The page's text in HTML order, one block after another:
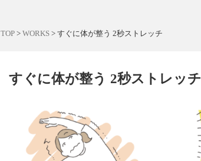
TOP > WORKS > すぐに体が整う 2秒ストレッチ
すぐに体が整う 2秒ストレッチ